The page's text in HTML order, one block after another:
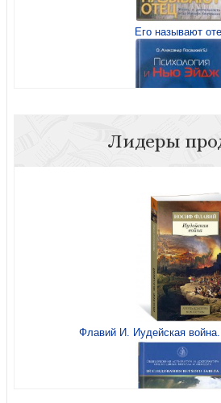
Его называют
Естественный закон в
Лидеры
Флавий И. Иудейская